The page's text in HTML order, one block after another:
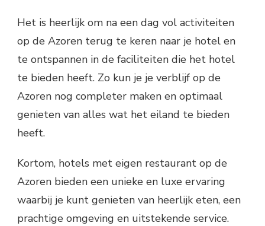
Het is heerlijk om na een dag vol activiteiten
op de Azoren terug te keren naar je hotel en
te ontspannen in de faciliteiten die het hotel
te bieden heeft. Zo kun je je verblijf op de
Azoren nog completer maken en optimaal
genieten van alles wat het eiland te bieden
heeft.
Kortom, hotels met eigen restaurant op de
Azoren bieden een unieke en luxe ervaring
waarbij je kunt genieten van heerlijk eten, een
prachtige omgeving en uitstekende service.